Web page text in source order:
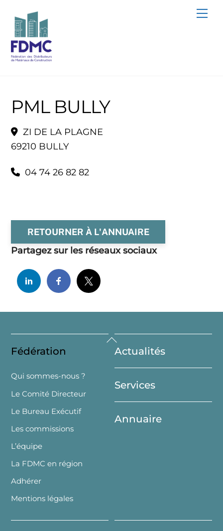
content
PML BULLY
ZI DE LA PLAGNE
69210 BULLY
04 74 26 82 82
RETOURNER À L'ANNUAIRE
Partagez sur les réseaux sociaux
Back
To
Top
Fédération
Qui sommes-nous ?
Le Comité Directeur
Le Bureau Exécutif
Les commissions
L’équipe
La FDMC en région
Adhérer
Mentions légales
Actualités
Services
Annuaire